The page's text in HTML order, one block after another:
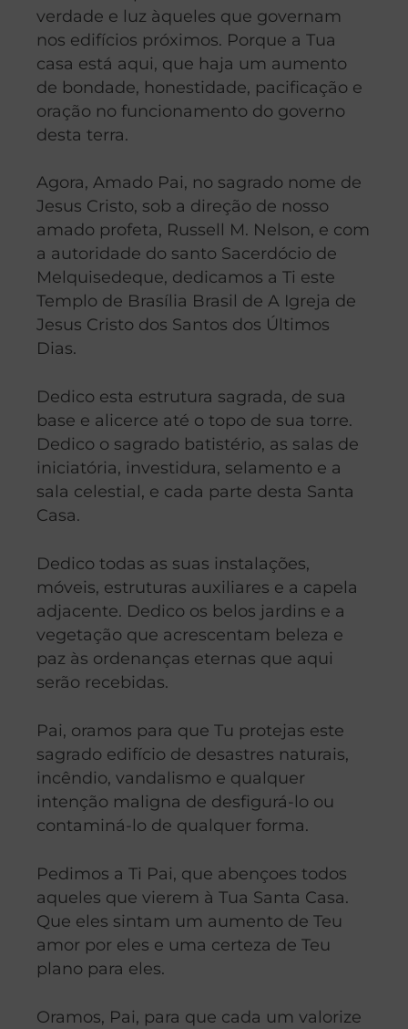
verdade e luz àqueles que governam
nos edifícios próximos. Porque a Tua
casa está aqui, que haja um aumento
de bondade, honestidade, pacificação e
oração no funcionamento do governo
desta terra.
Agora, Amado Pai, no sagrado nome de
Jesus Cristo, sob a direção de nosso
amado profeta, Russell M. Nelson, e com
a autoridade do santo Sacerdócio de
Melquisedeque, dedicamos a Ti este
Templo de Brasília Brasil de A Igreja de
Jesus Cristo dos Santos dos Últimos
Dias.
Dedico esta estrutura sagrada, de sua
base e alicerce até o topo de sua torre.
Dedico o sagrado batistério, as salas de
iniciatória, investidura, selamento e a
sala celestial, e cada parte desta Santa
Casa.
Dedico todas as suas instalações,
móveis, estruturas auxiliares e a capela
adjacente. Dedico os belos jardins e a
vegetação que acrescentam beleza e
paz às ordenanças eternas que aqui
serão recebidas.
Pai, oramos para que Tu protejas este
sagrado edifício de desastres naturais,
incêndio, vandalismo e qualquer
intenção maligna de desfigurá-lo ou
contaminá-lo de qualquer forma.
Pedimos a Ti Pai, que abençoes todos
aqueles que vierem à Tua Santa Casa.
Que eles sintam um aumento de Teu
amor por eles e uma certeza de Teu
plano para eles.
Oramos, Pai, para que cada um valorize